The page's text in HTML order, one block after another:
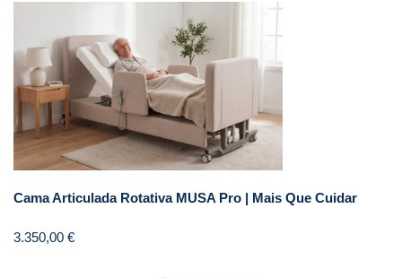
Cama Articulada Rotativa MUSA Pro | Mais Que Cuidar
3.350,00 €